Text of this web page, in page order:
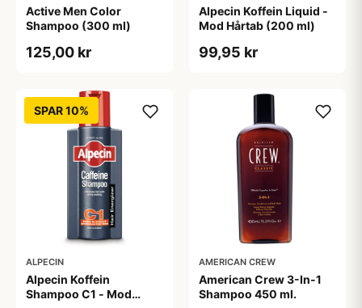
Active Men Color
Shampoo (300 ml)
125,00 kr
Alpecin Koffein Liquid -
Mod Hårtab (200 ml)
99,95 kr
SPAR 10%
ALPECIN
Alpecin Koffein
Shampoo C1 - Mod
AMERICAN CREW
American Crew 3-In-1
Shampoo 450 ml.